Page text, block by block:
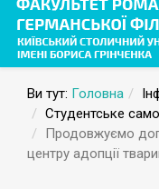
Ви тут: Головна
Студентське
Продовжуємо
центру адопції